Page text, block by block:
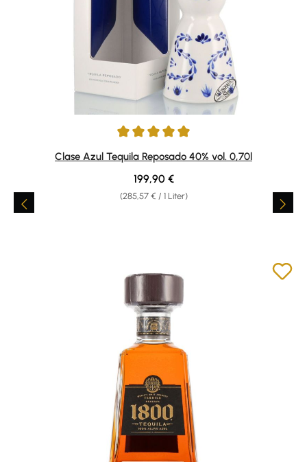
Durchschnittliche Bewertung von 5 von 5 Sternen
Clase Azul Tequila Reposado 40% vol. 0,70l
(285,57 € / 1 Liter)
Regulärer Preis:
199,90 €